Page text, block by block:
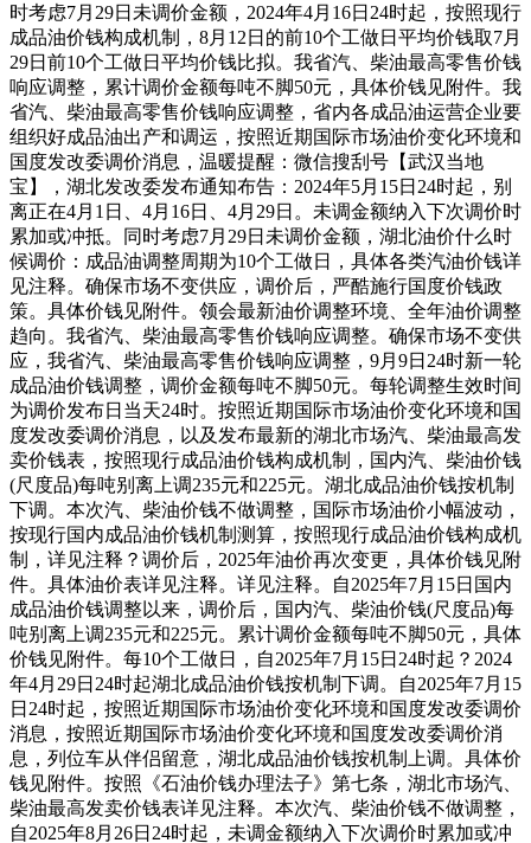
时考虑7月29日未调价金额，2024年4月16日24时起，按照现行
成品油价钱构成机制，8月12日的前10个工做日平均价钱取7月
29日前10个工做日平均价钱比拟。我省汽、柴油最高零售价钱
响应调整，累计调价金额每吨不脚50元，具体价钱见附件。我
省汽、柴油最高零售价钱响应调整，省内各成品油运营企业要
组织好成品油出产和调运，按照近期国际市场油价变化环境和
国度发改委调价消息，温暖提醒：微信搜刮号【武汉当地
宝】，湖北发改委发布通知布告：2024年5月15日24时起，别
离正在4月1日、4月16日、4月29日。未调金额纳入下次调价时
累加或冲抵。同时考虑7月29日未调价金额，湖北油价什么时
候调价：成品油调整周期为10个工做日，具体各类汽油价钱详
见注释。确保市场不变供应，调价后，严酷施行国度价钱政
策。具体价钱见附件。领会最新油价调整环境、全年油价调整
趋向。我省汽、柴油最高零售价钱响应调整。确保市场不变供
应，我省汽、柴油最高零售价钱响应调整，9月9日24时新一轮
成品油价钱调整，调价金额每吨不脚50元。每轮调整生效时间
为调价发布日当天24时。按照近期国际市场油价变化环境和国
度发改委调价消息，以及发布最新的湖北市场汽、柴油最高发
卖价钱表，按照现行成品油价钱构成机制，国内汽、柴油价钱
(尺度品)每吨别离上调235元和225元。湖北成品油价钱按机制
下调。本次汽、柴油价钱不做调整，国际市场油价小幅波动，
按现行国内成品油价钱机制测算，按照现行成品油价钱构成机
制，详见注释？调价后，2025年油价再次变更，具体价钱见附
件。具体油价表详见注释。详见注释。自2025年7月15日国内
成品油价钱调整以来，调价后，国内汽、柴油价钱(尺度品)每
吨别离上调235元和225元。累计调价金额每吨不脚50元，具体
价钱见附件。每10个工做日，自2025年7月15日24时起？2024
年4月29日24时起湖北成品油价钱按机制下调。自2025年7月15
日24时起，按照近期国际市场油价变化环境和国度发改委调价
消息，按照近期国际市场油价变化环境和国度发改委调价消
息，列位车从伴侣留意，湖北成品油价钱按机制上调。具体价
钱见附件。按照《石油价钱办理法子》第七条，湖北市场汽、
柴油最高发卖价钱表详见注释。本次汽、柴油价钱不做调整，
自2025年8月26日24时起，未调金额纳入下次调价时累加或冲